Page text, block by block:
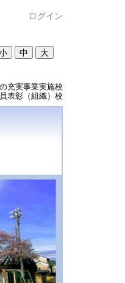
ログイン
充実事業実施校
表彰（組織）校